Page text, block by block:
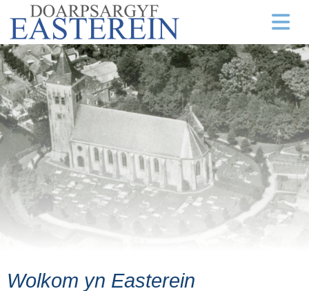
Wolkom yn Easterein